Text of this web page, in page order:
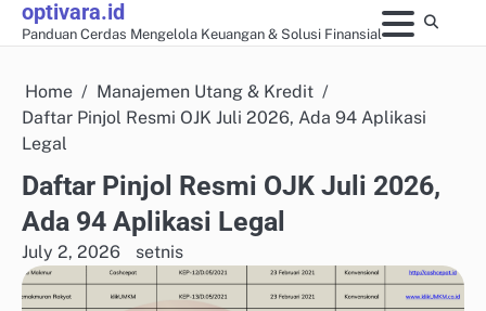
Skipoptivara.id
Panduan Cerdas Mengelola Keuangan & Solusi Finansial
Home
Manajemen Utang & Kredit
Daftar Pinjol Resmi OJK Juli 2026, Ada 94 Aplikasi
Legal
Daftar Pinjol Resmi OJK Juli 2026,
Ada 94 Aplikasi Legal
July 2, 2026 setnis